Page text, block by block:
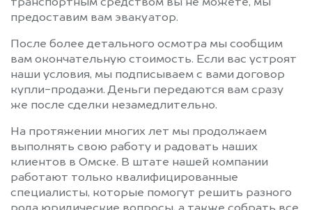
транспортным средством вы не можете, мы
предоставим вам эвакуатор.
После более детального осмотра мы сообщим
вам окончательную стоимость. Если вас устроят
наши условия, мы подписываем с вами договор
купли-продажи. Деньги передаются вам сразу
же после сделки незамедлительно.
На протяжении многих лет мы продолжаем
выполнять свою работу и радовать наших
клиентов в Омске. В штате нашей компании
работают только квалифицированные
специалисты, которые помогут решить разного